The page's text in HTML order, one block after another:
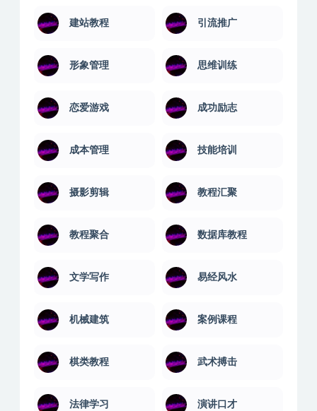
建站教程 引流推广
形象管理 思维训练
恋爱游戏 成功励志
成本管理 技能培训
摄影剪辑 教程汇聚
教程聚合 数据库教程
文学写作 易经风水
机械建筑 案例课程
棋类教程 武术搏击
法律学习 演讲口才